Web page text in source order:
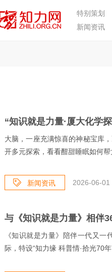
特别策划
新闻资讯
大脑，一座充满惊喜的神秘宝库
开多元探索，看看酣甜睡眠如何
新闻资讯 2026-06-01
《知识就是力量》陪伴一代又
际，特设“知力缘 科普情·拾光70